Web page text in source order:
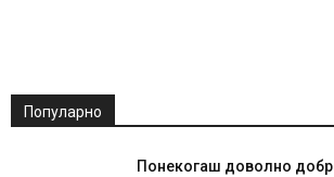
Популарно
Понекогаш доволно